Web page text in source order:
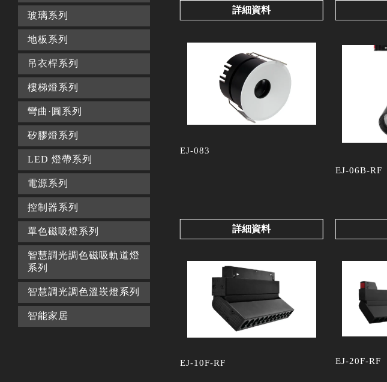
玻璃系列
地板系列
吊衣桿系列
樓梯燈系列
彎曲·圓系列
矽膠燈系列
LED 燈帶系列
電源系列
控制器系列
單色磁吸燈系列
智慧調光調色磁吸軌道燈
系列
智慧調光調色溫崁燈系列
智能家居
詳細資料
EJ-083
詳細資料
EJ-06B-RF
EJ-10F-RF EJ-20F-RF